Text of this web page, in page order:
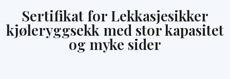
Sertifikat for Lekkasjesikker
kjøleryggsekk med stor kapasitet
og myke sider